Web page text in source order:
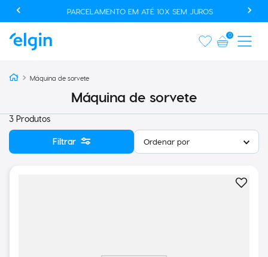
PARCELAMENTO EM ATÉ 10X SEM JUROS
0
Máquina de sorvete
Máquina de sorvete
3 Produtos
Filtrar Ordenar por